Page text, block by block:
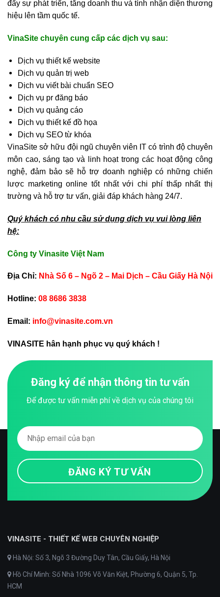
đẩy sự phát triển, tăng doanh thu và tính nhận diện thương
hiệu lên tầm quốc tế.
VinaSite chuyên cung cấp các dịch vụ sau:
Dịch vụ thiết kế website
Dịch vụ quản trị web
Dịch vu viết bài chuẩn SEO
Dịch vụ pr đăng báo
Dịch vụ quảng cáo
Dịch vụ thiết kế đồ họa
Dịch vụ SEO từ khóa
VinaSite sở hữu đội ngũ chuyên viên IT có trình độ chuyên
môn cao, sáng tạo và linh hoạt trong các hoạt động công
nghệ, đảm bảo sẽ hỗ trợ doanh nghiệp có những chiến
lược marketing online tốt nhất với chi phí thấp nhất thị
trường và hỗ trợ tư vấn, giải đáp khách hàng 24/7.
Quý khách có nhu cầu sử dụng dịch vụ vui lòng liên
hệ:
Công ty Vinasite Việt Nam
Địa Chỉ: Nhà Số 6 – Ngõ 2 – Mai Dịch – Cầu Giấy Hà Nội
Hotline: 08 8686 3838
Email: info@vinasite.com.vn
VINASITE hân hạnh phục vụ quý khách !
Đăng ký để nhận thông tin tư vấn
Để được tư vấn miễn phí về dịch vụ của chúng tôi
VINASITE - THIẾT KẾ WEB CHUYÊN NGHIỆP
Hà Nội: Số 3, Ngõ 3 Đường Duy Tân, Cầu Giấy, Hà Nội
Hồ Chí Minh: Số Nhà 1096 Võ Văn Kiệt, Phường 6, Quận 5, Tp.
HCM